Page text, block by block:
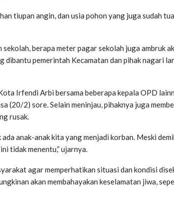
tiupan angin, dan usia pohon yang juga sudah
berapa meter pagar sekolah juga ambruk
dibantu pemerintah Kecamatan dan pihak nagari
Irfendi Arbi bersama beberapa kepala OPD
(20/2) sore. Selain meninjau, pihaknya juga
rusak.
anak-anak kita yang menjadi korban. Meski
tidak menentu,” ujarnya.
agar memperhatikan situasi dan kondisi
akan membahayakan keselamatan jiwa,